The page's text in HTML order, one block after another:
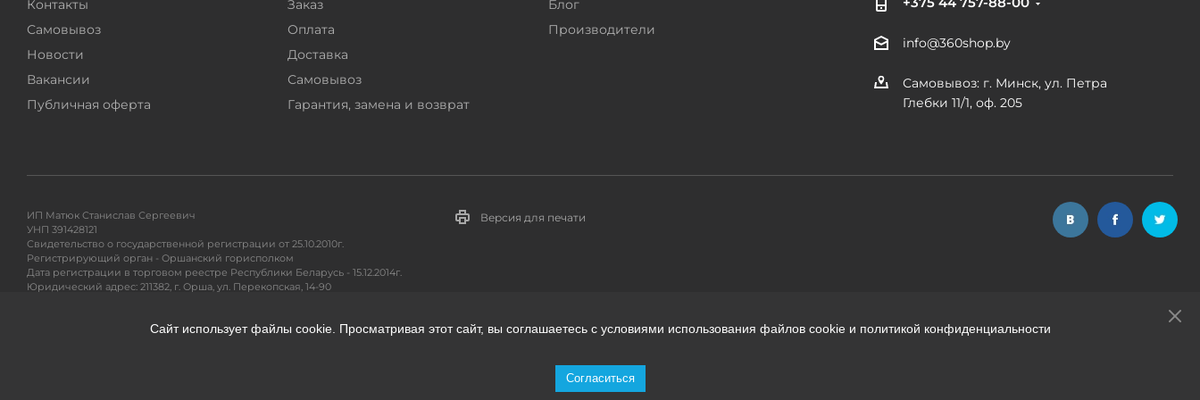
Контакты
Самовывоз
Новости
Вакансии
Публичная оферта
Заказ
Оплата
Доставка
Самовывоз
Гарантия, замена и возврат
Блог
Производители
info@360shop.by
Самовывоз: г. Минск, ул. Петра
Глебки 11/1, оф. 205
ИП Матюк Станислав Сергеевич
УНП 391428121
Свидетельство о государственной регистрации от 25.10.2010г.
Регистрирующий орган - Оршанский горисполком
Дата регистрации в торговом реестре Республики Беларусь - 15.12.2014г.
Юридический адрес: 211382, г. Орша, ул. Перекопская, 14-90
Гарантийное и сервисное обслуживание, разрешение вопросов покупателей:
Версия для печати
Сайт использует файлы cookie. Просматривая этот сайт, вы соглашаетесь с условиями использования файлов cookie и политикой конфиденциальности
Согласиться